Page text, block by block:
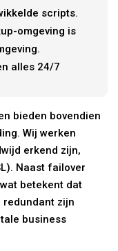
scripts.
omgeving is
alles 24/7
bieden bovendien
Wij werken
erkend zijn,
Naast failover
betekent dat
zijn
business